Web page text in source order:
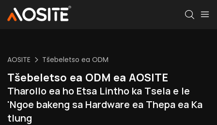
AOSITE Tšebeletso ea ODM
Tšebeletso ea ODM ea AOSITE
Tharollo ea ho Etsa Lintho ka Tsela e le
'Ngoe bakeng sa Hardware ea Thepa ea Ka
tlung